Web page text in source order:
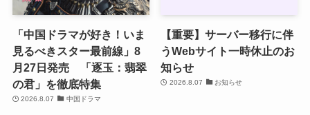
「中国ドラマが好き！いま
見るべきスター最前線」8
月27日発売 「逐玉：翡翠
の君」を徹底特集
2026.8.07 中国ドラマ
【重要】サーバー移行に伴
うWebサイト一時休止のお
知らせ
2026.8.07 お知らせ